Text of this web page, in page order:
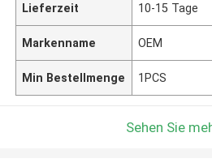
Lieferzeit 10-15 Tage
Markenname OEM
Min Bestellmenge 1PCS
Sehen Sie